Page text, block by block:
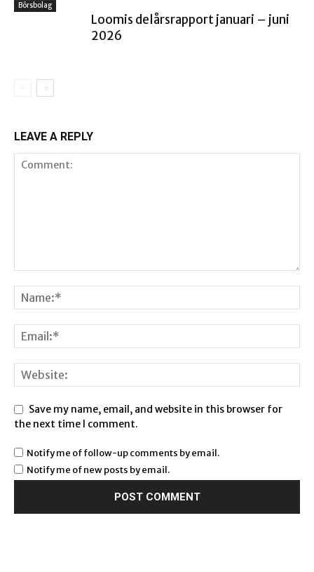
Börsbolag
Loomis delårsrapport januari – juni
2026
LEAVE A REPLY
Save my name, email, and website in this browser for
the next time I comment.
Notify me of follow-up comments by email.
Notify me of new posts by email.